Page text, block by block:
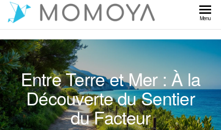
Skip
the
Momoya
Menu
Entre Terre et Mer : À la
Découverte du Sentier
du Facteur